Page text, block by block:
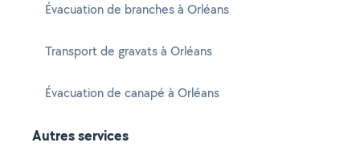
Évacuation de branches à Orléans
Transport de gravats à Orléans
Évacuation de canapé à Orléans
Autres services